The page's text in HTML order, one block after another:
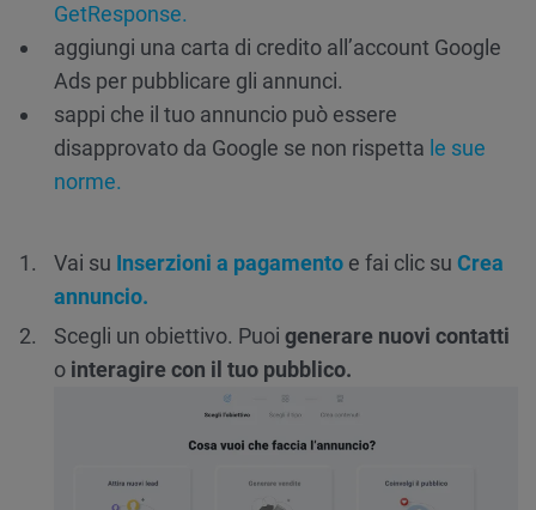
GetResponse.
aggiungi una carta di credito all’account Google
Ads per pubblicare gli annunci.
sappi che il tuo annuncio può essere
disapprovato da Google se non rispetta le sue
norme.
Vai su Inserzioni a pagamento e fai clic su Crea
annuncio.
Scegli un obiettivo. Puoi generare nuovi contatti
o interagire con il tuo pubblico.